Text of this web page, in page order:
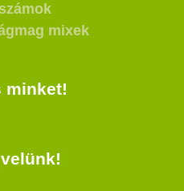
mixek
minket!